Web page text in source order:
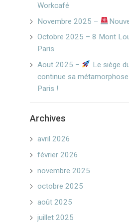
Workcafé
Novembre 2025 –
Octobre 2025 – 8 Mont
Paris
Aout 2025 –
Le siège
continue sa
Paris !
Archives
avril 2026
février 2026
novembre 2025
octobre 2025
août 2025
juillet 2025